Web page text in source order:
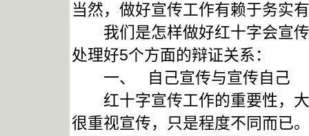
当然，做好宣传工作有赖于务实
我们是怎样做好红十字会宣传
处理好5个方面的辩证关系：
一、 自己宣传与宣传自己
红十字宣传工作的重要性，大
很重视宣传，只是程度不同而已